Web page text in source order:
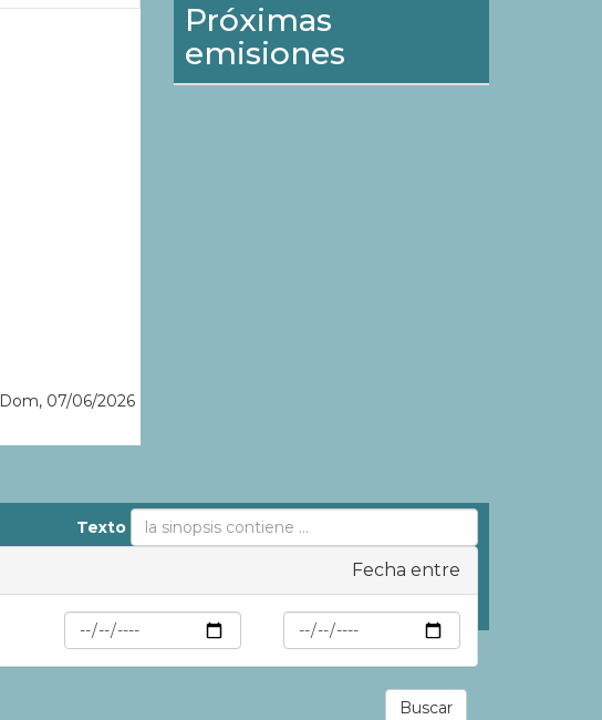
Dom, 07/06/2026
Próximas
emisiones
Texto
Fecha entre
Buscar